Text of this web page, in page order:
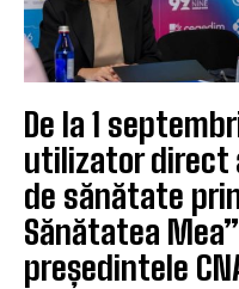
De la 1
utilizator direct
de sănătate
Sănătatea
președintele